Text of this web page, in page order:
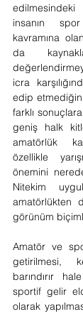
insanın
kavramına
da
icra
edip
farklı
geniş halk
amatörlük
özellikle
önemini
Nitekim
amatörlükten
görünüm
Amatör ve
getirilmesi,
barındırır
sportif gelir
olarak